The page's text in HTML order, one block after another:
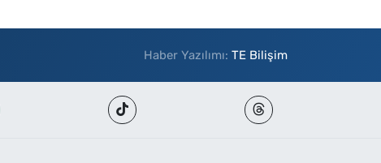
Haber Yazılımı:TE Bilişim